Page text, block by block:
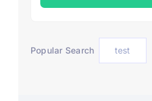
Popular Search test